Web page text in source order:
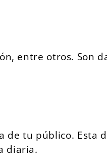
entre otros. Son
de tu público. Esta
diaria.